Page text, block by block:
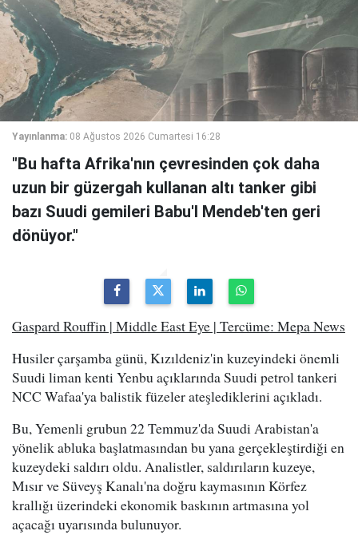
Yayınlanma: 08 Ağustos 2026 Cumartesi 16:28
"Bu hafta Afrika'nın çevresinden çok daha
uzun bir güzergah kullanan altı tanker gibi
bazı Suudi gemileri Babu'l Mendeb'ten geri
dönüyor."
Gaspard Rouffin | Middle East Eye | Tercüme: Mepa News
Husiler çarşamba günü, Kızıldeniz'in kuzeyindeki önemli
Suudi liman kenti Yenbu açıklarında Suudi petrol tankeri
NCC Wafaa'ya balistik füzeler ateşlediklerini açıkladı.
Bu, Yemenli grubun 22 Temmuz'da Suudi Arabistan'a
yönelik abluka başlatmasından bu yana gerçekleştirdiği en
kuzeydeki saldırı oldu. Analistler, saldırıların kuzeye,
Mısır ve Süveyş Kanalı'na doğru kaymasının Körfez
krallığı üzerindeki ekonomik baskının artmasına yol
açacağı uyarısında bulunuyor.